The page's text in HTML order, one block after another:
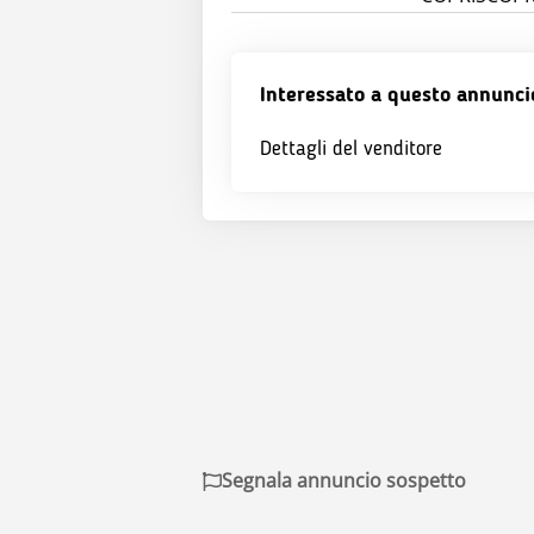
Interessato a questo
Dettagli del venditore
Segnala annuncio sospetto